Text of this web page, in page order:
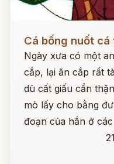
Đọc ngay
Cá bống nuốt cá
Ngày xưa có một
cắp, lại ăn cắp rất
dù cất giấu cẩn
mò lấy cho bằng
đoạn của hắn ở